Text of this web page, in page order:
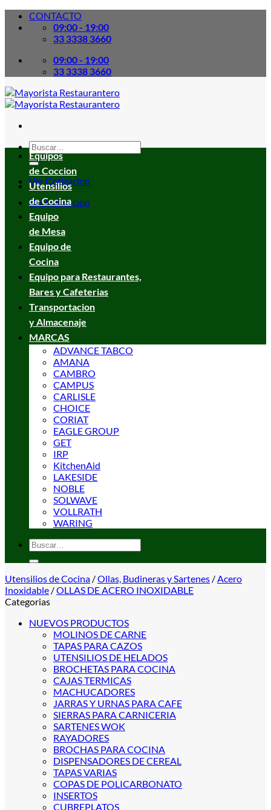
Skip
CONTACTO
09:00 - 19:00
33 3338 3660
09:00 - 19:00
33 3338 3660
Buscar
por:
Ver Cotizacion
Ver Cotizacion
Equipos
de Coccion
Utensilios
de Cocina
Equipo
de Mesa
Equipo de
Cocina
Equipo para Restaurantes,
Bares y Cafeterias
Transportacion
y Almacenaje
MARCAS
ADVANCE TABCO
AMANA
CAMBRO
CAMPUS
CARLISLE
CHOICE
CORIAT
EAGLE GROUP
GET
IRP
KitchenAid
LAKESIDE
NOBLE
SOLWAVE
VOLLRATH
WARING
Buscar
por:
Utensilios de Cocina /Ollas, Budineras y Sartenes /Acero
Inoxidable /OLLAS DE ACERO INOXIDABLE
Categorias
NUEVOS PRODUCTOS
MOLINOS DE CARNE
TAPAS PARA CAZOS
UTENSILIOS DE HELADOS
BROCHETAS PARA COCINA
CAJAS TERMICAS
MACHUCADORES
JARRAS Y URNAS PARA CAFE
SIERRAS PARA CARNICERIA
SARTENES WOK
RAYADORES
BROCHAS PARA COCINA
DISPENSADORES DE CEREAL
TAPAS VARIAS
COPAS DE POLICARBONATO
INSERTOS
CUBREPLATOS